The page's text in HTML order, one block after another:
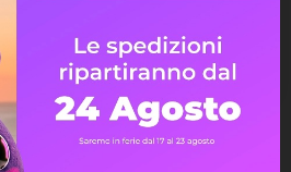
torna disponibile
Assistenza Live Chat